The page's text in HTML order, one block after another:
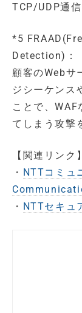
TCP/UDP通
*5
Detection)：
顧客のWebサ
ジシーケンス
ことで、
てしまう攻撃
【関連リンク】
・ NTTコミュ
・ NTTセキュ